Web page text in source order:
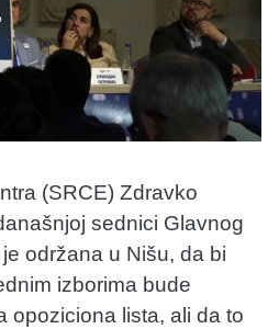
(SRCE) Zdravko
sednici Glavnog
održana u Nišu, da bi
izborima bude
opoziciona lista, ali da to